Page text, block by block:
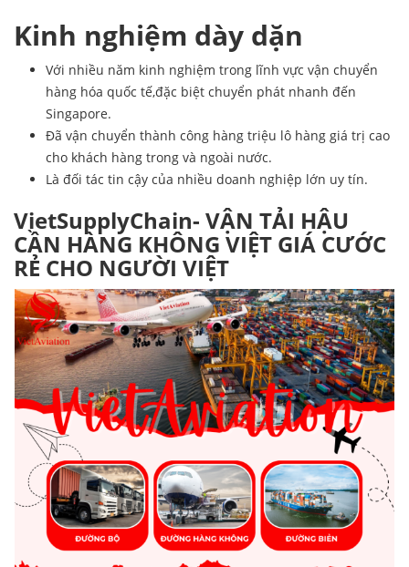
Kinh nghiệm dày dặn
Với nhiều năm kinh nghiệm trong lĩnh vực vận chuyển
hàng hóa quốc tế,đặc biệt chuyển phát nhanh đến
Singapore.
Đã vận chuyển thành công hàng triệu lô hàng giá trị cao
cho khách hàng trong và ngoài nước.
Là đối tác tin cậy của nhiều doanh nghiệp lớn uy tín.
VietSupplyChain- VẬN TẢI HẬU
CẦN HÀNG KHÔNG VIỆT GIÁ CƯỚC
RẺ CHO NGƯỜI VIỆT